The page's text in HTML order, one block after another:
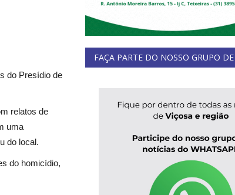
do Presídio de
relatos de
uma
do local.
do homicídio,
FAÇA PARTE DO NOSSO GRUPO